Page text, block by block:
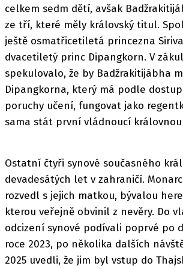
celkem sedm dětí, avšak
ze tří, které měly královský titul.
ještě osmatřicetiletá princezna
dvacetiletý princ Dipangkorn. V
spekulovalo, že by Badžrakitijábha
Dipangkorna, který má podle
poruchy učení, fungovat jako
sama stát první vládnoucí
Ostatní čtyři synové současného
devadesátých let v zahraničí.
rozvedl s jejich matkou, bývalou
kterou veřejně obvinil z nevěry. Do
odcizení synové podívali poprvé po
roce 2023, po několika dalších
2025 uvedli, že jim byl vstup do